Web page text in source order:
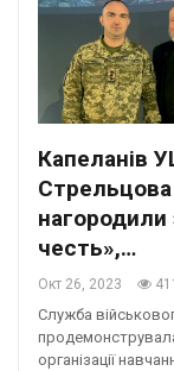
Капеланів
нагородили
честь»,…
Окт 26, 2023 411
Служба
організації